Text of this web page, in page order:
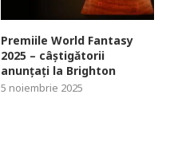
Premiile World Fantasy
2025 – câștigătorii
anunțați la Brighton
5 noiembrie 2025